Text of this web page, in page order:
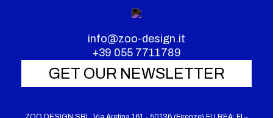
info@zoo-design.it
+39 055 7711789
GET OUR NEWSLETTER